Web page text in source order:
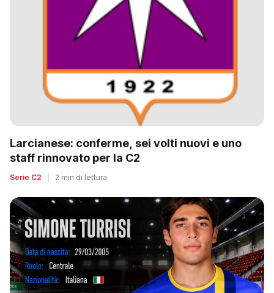
Larcianese: conferme, sei volti nuovi e uno
staff rinnovato per la C2
Serie C2 2 min di lettura